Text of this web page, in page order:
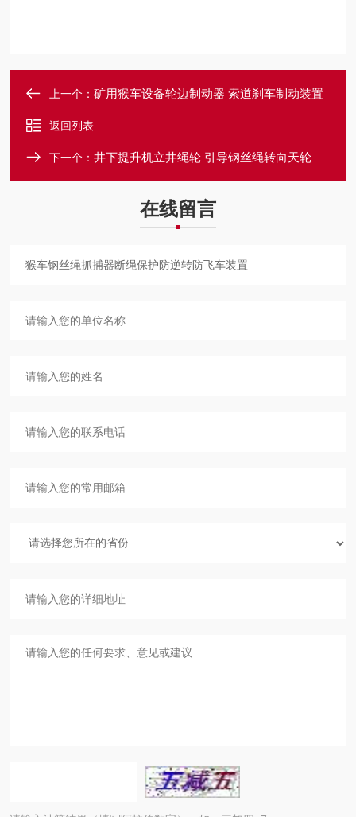
上一个： 矿用猴车设备轮边制动器 索道刹车制动装置
返回列表
下一个： 井下提升机立井绳轮 引导钢丝绳转向天轮
在线留言